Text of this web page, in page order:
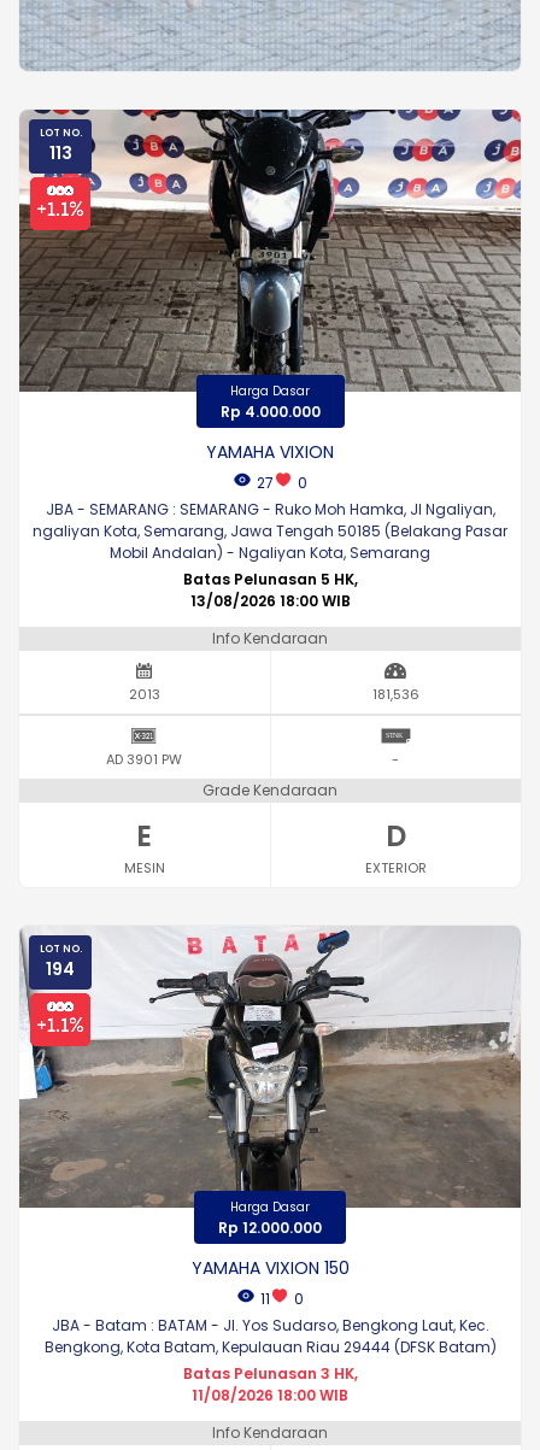
LOT NO.
113
Harga Dasar
Rp 4.000.000
YAMAHA VIXION
27
0
JBA - SEMARANG : SEMARANG - Ruko Moh Hamka, Jl Ngaliyan,
ngaliyan Kota, Semarang, Jawa Tengah 50185 (Belakang Pasar
Mobil Andalan) - Ngaliyan Kota, Semarang
Batas Pelunasan 5 HK,
13/08/2026 18:00 WIB
Info Kendaraan
2013 181,536
AD 3901 PW -
Grade Kendaraan
E
MESIN
D
EXTERIOR
LOT NO.
194
Harga Dasar
Rp 12.000.000
YAMAHA VIXION 150
11
0
JBA - Batam : BATAM - Jl. Yos Sudarso, Bengkong Laut, Kec.
Bengkong, Kota Batam, Kepulauan Riau 29444 (DFSK Batam)
Batas Pelunasan 3 HK,
11/08/2026 18:00 WIB
Info Kendaraan